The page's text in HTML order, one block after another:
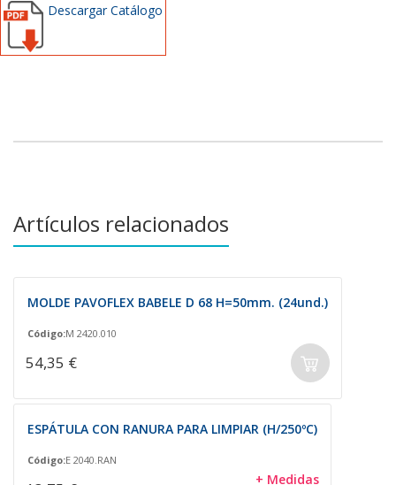
Descargar Catálogo
Artículos relacionados
MOLDE PAVOFLEX BABELE D 68 H=50mm. (24und.)
Código:M 2420.010
54,35 €
ESPÁTULA CON RANURA PARA LIMPIAR (H/250ºC)
Código:E 2040.RAN
+ Medidas